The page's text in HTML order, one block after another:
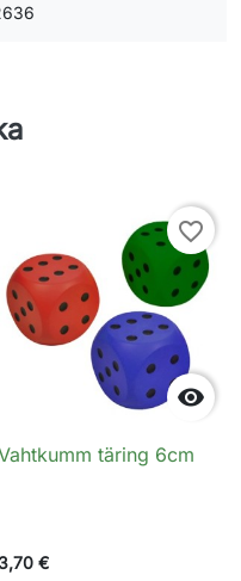

favorite_border
täring 6cm
3,70 €